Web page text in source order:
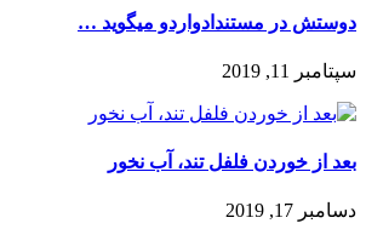
دوستش در مستندادواردو میگوید …
سپتامبر 11, 2019
بعد از خوردن فلفل تند، آب نخور
دسامبر 17, 2019